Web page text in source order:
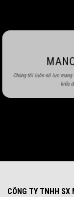
Chúng tôi luôn nỗ lực mang
kiểu
CÔNG TY TNHH SX